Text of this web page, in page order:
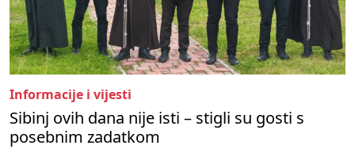
Informacije i vijesti
Sibinj ovih dana nije isti – stigli su gosti s
posebnim zadatkom